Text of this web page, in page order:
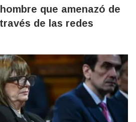
que amenazó de
de las redes